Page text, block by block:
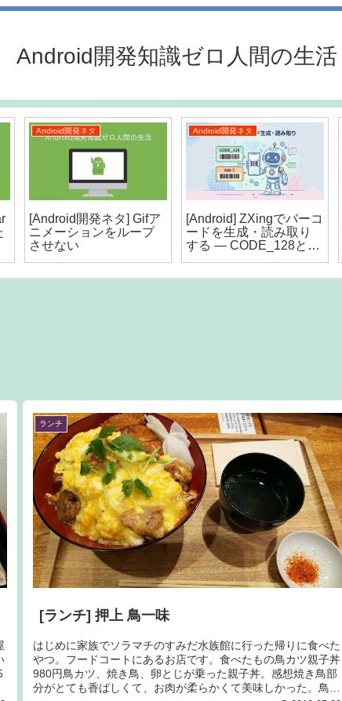
Android開発知識ゼロ人間の生活
Android開発ネタ
[Android開発ネタ] Gifア
ニメーションをループ
させない
Android開発ネタ
[Android] ZXingでバーコ
ードを生成・読み取り
する ― CODE_128と
ランチ
[ランチ] 押上 鳥一味
はじめに家族でソラマチのすみだ水族館に行った帰りに食べた
やつ。フードコートにあるお店です。食べたもの鳥カツ親子丼
980円鳥カツ、焼き鳥、卵とじが乗った親子丼。感想焼き鳥部
分がとても香ばしくて、お肉が柔らかくて美味しかった。鳥カ